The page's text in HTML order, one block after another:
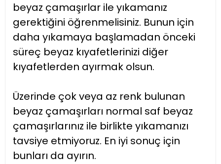
beyaz çamaşırlar ile yıkamanız
gerektiğini öğrenmelisiniz. Bunun için
daha yıkamaya başlamadan önceki
süreç beyaz kıyafetlerinizi diğer
kıyafetlerden ayırmak olsun.
Üzerinde çok veya az renk bulunan
beyaz çamaşırları normal saf beyaz
çamaşırlarınız ile birlikte yıkamanızı
tavsiye etmiyoruz. En iyi sonuç için
bunları da ayırın.